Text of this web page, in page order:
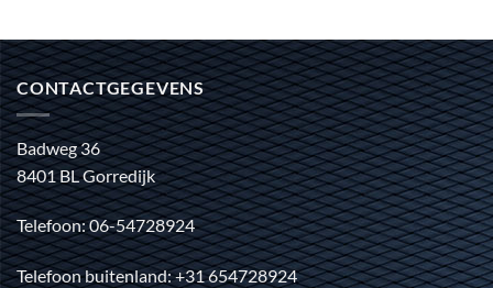
CONTACTGEGEVENS
Badweg 36
8401 BL Gorredijk
Telefoon: 06-54728924
Telefoon buitenland: +31 654728924